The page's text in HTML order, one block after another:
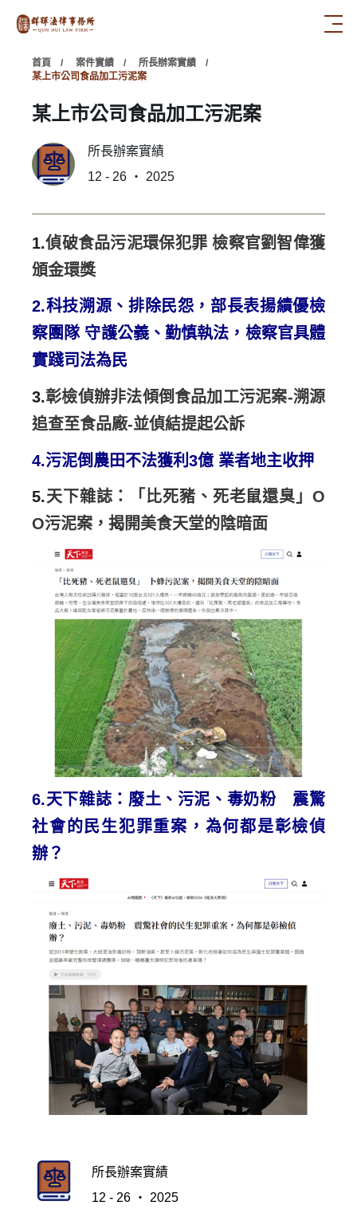
首頁 案件實績
所長辦案實績
某上市公司食品加工污泥案
所長辦案實績
12 - 26 ‧ 2025
某上市公司食品加工污泥案
所長辦案實績
12 - 26 ‧ 2025
1.偵破食品污泥環保犯罪 檢察官劉智偉獲
頒金環獎
2.科技溯源、排除民怨，部長表揚績優檢
察團隊 守護公義、勤慎執法，檢察官具體
實踐司法為民
3.彰檢偵辦非法傾倒食品加工污泥案-溯源
追查至食品廠-並偵結提起公訴
4.污泥倒農田不法獲利3億 業者地主收押
5.天下雜誌：「比死豬、死老鼠還臭」O
O污泥案，揭開美食天堂的陰暗面
6.天下雜誌：廢土、污泥、毒奶粉 震驚
社會的民生犯罪重案，為何都是彰檢偵
辦？